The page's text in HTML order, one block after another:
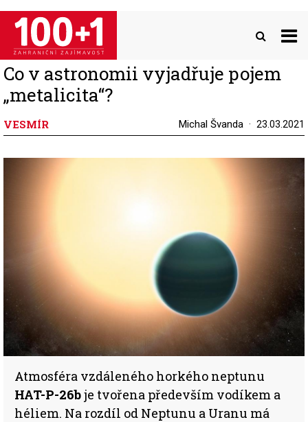
Přejít
hlavnímu
obsahu
Co v astronomii vyjadřuje pojem
„metalicita“?
VESMÍR Michal Švanda 23.03.2021
Atmosféra vzdáleného horkého neptunu
HAT-P-26bje tvořena především vodíkem a
héliem. Na rozdíl od Neptunu a Uranu má